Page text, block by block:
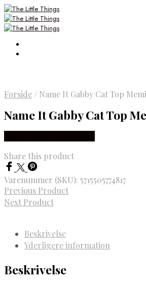
Forside / Name It Gabby Cat Top
Name It Gabby Cat Top
Share this product
Varenummer (SKU): 5715505774817
Previous Product
Next Product
Beskrivelse
Yderligere information
Beskrivelse